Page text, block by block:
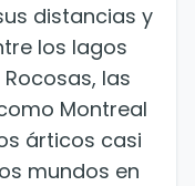
distancias y
los lagos
las
Montreal
árticos casi
mundos en